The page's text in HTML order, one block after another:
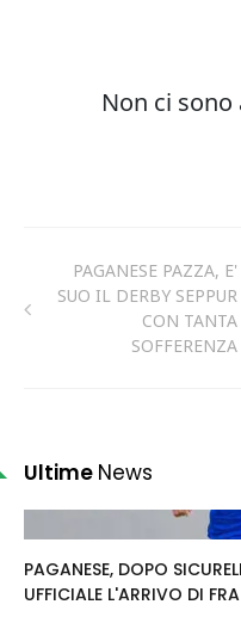
PAGANESE PAZZA, E'
SUO IL DERBY SEPPUR
CON TANTA
SOFFERENZA
Ultime News
PAGANESE, DOPO
UFFICIALE L'ARRIVO DI